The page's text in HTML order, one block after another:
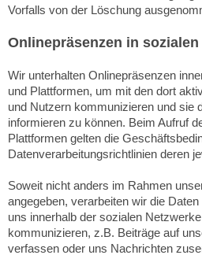
Vorfalls von der Löschung
Onlinepräsenzen in sozialen
Wir unterhalten Onlinepräsenzen
und Plattformen, um mit den dort
und Nutzern kommunizieren und sie
informieren zu können. Beim Aufruf
Plattformen gelten die
Datenverarbeitungsrichtlinien deren
Soweit nicht anders im Rahmen
angegeben, verarbeiten wir die
uns innerhalb der sozialen
kommunizieren, z.B. Beiträge auf
verfassen oder uns Nachrichten